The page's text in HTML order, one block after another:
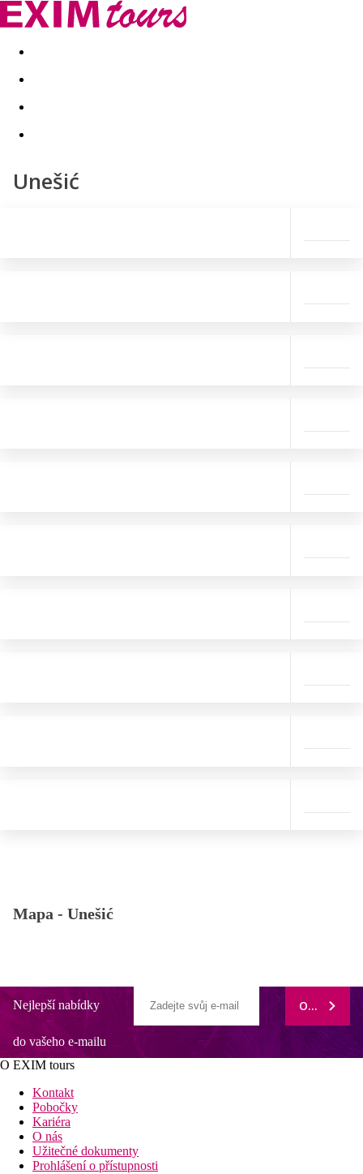
Akční nabídky Last minute
Unešić
Mapa - Unešić
Nejlepší nabídky
do vašeho e-mailu
ODEBÍRAT
O EXIM tours
Kontakt
Pobočky
Kariéra
O nás
Užitečné dokumenty
Prohlášení o přístupnosti